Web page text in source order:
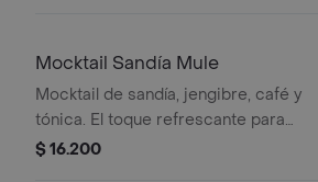
Mocktail Sandía Mule
Mocktail de sandía, jengibre, café y
tónica. El toque refrescante para
calmar la tensión del partido y gritar
$ 16.200